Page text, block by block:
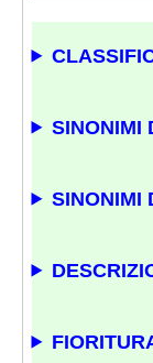
SINONIMI
SINONIMI